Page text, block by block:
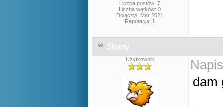
Liczba postów: 7
Liczba wątków: 0
Dołączył: Mar 2021
Reputacja: 1
Shany
Użytkownik
dam